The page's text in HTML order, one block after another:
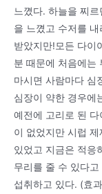
느꼈다. 하늘을 찌
을 느꼈고 수저를
받았지만!모든 다이
분 때문에 처음에는
마시면 사람마다 심
심장이 약한 경우에
예전에 고리로 된
이 없었지만 시럽
있었고 지금은 적응
무리를 줄 수 있다
섭취하고 있다. (효